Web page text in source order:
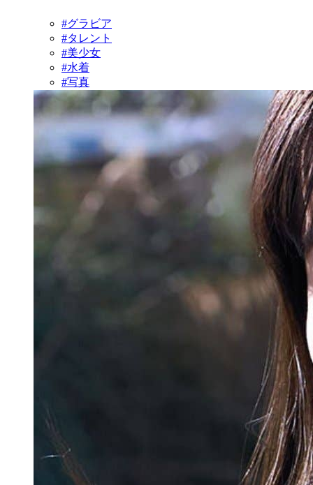
#グラビア
#タレント
#美少女
#水着
#写真